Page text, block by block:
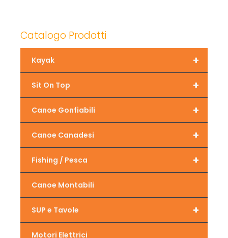
Catalogo Prodotti
+
Kayak
+
Sit On Top
+
Canoe Gonfiabili
+
Canoe Canadesi
+
Fishing / Pesca
Canoe Montabili
+
SUP e Tavole
Motori Elettrici